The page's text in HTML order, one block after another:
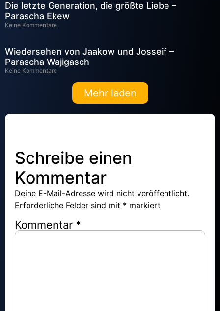
Die letzte Generation, die größte Liebe –
Parascha Ekew
Keine Kommentare
Wiedersehen von Jaakow und Josseif –
Parascha Wajigasch
Keine Kommentare
Mehr laden
Schreibe einen
Kommentar
Deine E-Mail-Adresse wird nicht veröffentlicht.
Erforderliche Felder sind mit * markiert
Kommentar *